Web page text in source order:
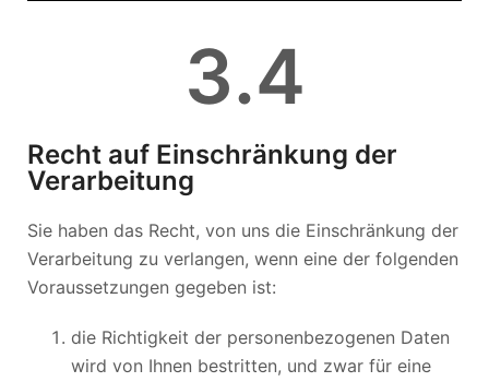
3.4
Recht auf Einschränkung der
Verarbeitung
Sie haben das Recht, von uns die Einschränkung der
Verarbeitung zu verlangen, wenn eine der folgenden
Voraussetzungen gegeben ist:
die Richtigkeit der personenbezogenen Daten
wird von Ihnen bestritten, und zwar für eine